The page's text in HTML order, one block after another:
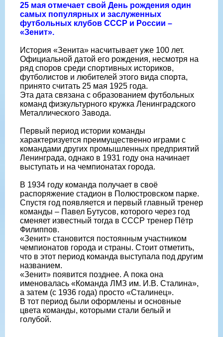
25 мая отмечает свой День рождения один
самых популярных и заслуженных
футбольных клубов СССР и России –
«Зенит».
История «Зенита» насчитывает уже 100 лет.
Официальной датой его рождения, несмотря на
ряд споров среди спортивных историков,
футболистов и любителей этого вида спорта,
принято считать 25 мая 1925 года.
Эта дата связана с образованием футбольных
команд физкультурного кружка Ленинградского
Металлического Завода.
Первый период истории команды
характеризуется преимущественно играми с
командами других промышленных предприятий
Ленинграда, однако в 1931 году она начинает
выступать и на чемпионатах города.
В 1934 году команда получает в своё
распоряжение стадион в Полюстровском парке.
Спустя год появляется и первый главный тренер
команды – Павел Бутусов, которого через год
сменяет известный тогда в СССР тренер Пётр
Филиппов.
«Зенит» становится постоянным участником
чемпионатов города и страны. Стоит отметить,
что в этот период команда выступала под другим
названием.
«Зенит» появится позднее. А пока она
именовалась «Команда ЛМЗ им. И.В. Сталина»,
а затем (с 1936 года) просто «Сталинец».
В тот период были оформлены и основные
цвета команды, которыми стали белый и
голубой.